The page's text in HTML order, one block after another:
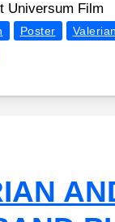
Uni­ver­sum Film
Poster Valerian